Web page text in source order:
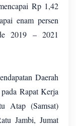
Rp 1,42
enam persen
2019 – 2021
Daerah
Rapat Kerja
Atap (Samsat)
Jambi, Jumat